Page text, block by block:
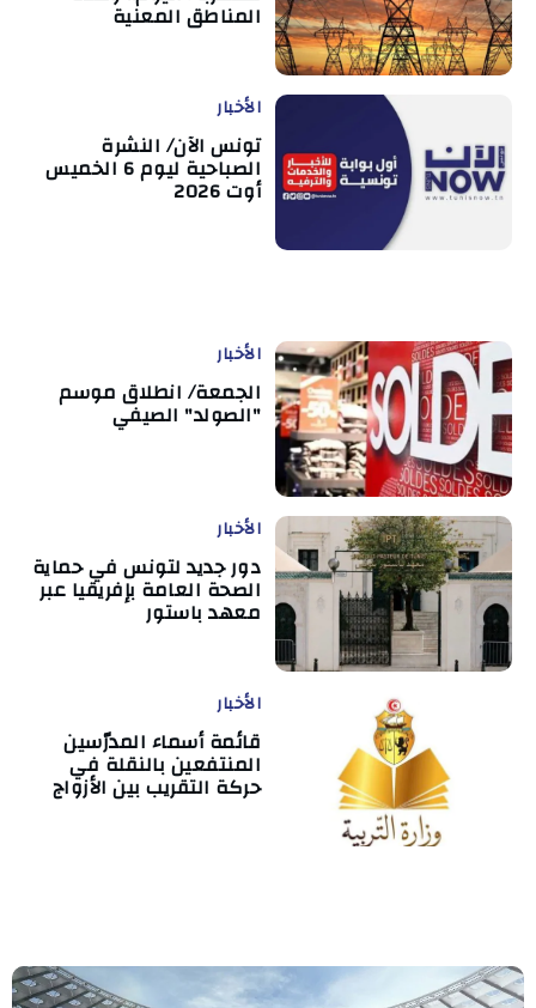
المناطق المعنية
الأخبار
تونس الآن/ النشرة
الصباحية ليوم 6 الخميس
أوت 2026
الأخبار
الجمعة/ انطلاق موسم
"الصولد" الصيفي
الأخبار
دور جديد لتونس في حماية
الصحة العامة بإفريقيا عبر
معهد باستور
الأخبار
قائمة أسماء المدرّسين
المنتفعين بالنقلة في
حركة التقريب بين الأزواج